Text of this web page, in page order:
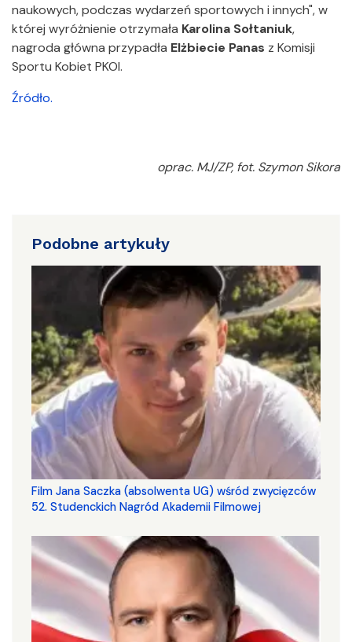
naukowych, podczas wydarzeń sportowych i innych", w
której wyróżnienie otrzymała Karolina Sołtaniuk,
nagroda główna przypadła Elżbiecie Panas z Komisji
Sportu Kobiet PKOl.
Źródło.
oprac. MJ/ZP, fot. Szymon Sikora
Podobne artykuły
Film Jana Saczka (absolwenta UG) wśród zwycięzców
52. Studenckich Nagród Akademii Filmowej